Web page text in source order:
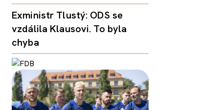
Exministr Tlustý: ODS se
vzdálila Klausovi. To byla
chyba